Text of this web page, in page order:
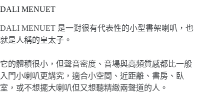
DALI MENUET
DALI MENUET 是一對很有代表性的小型書架喇叭，也
就是人稱的皇太子。
它的體積很小，但聲音密度、音場與高頻質感都比一般
入門小喇叭更講究，適合小空間、近距離、書房、臥
室，或不想擺大喇叭但又想聽精緻兩聲道的人。